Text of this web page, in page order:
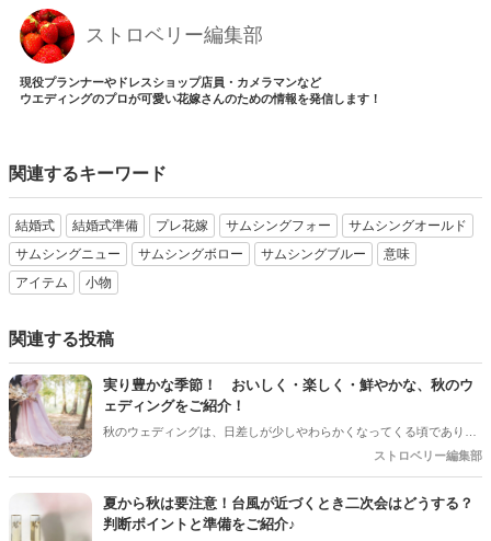
ストロベリー編集部
現役プランナーやドレスショップ店員・カメラマンなど
ウエディングのプロが可愛い花嫁さんのための情報を発信します！
関連するキーワード
結婚式 結婚式準備 プレ花嫁 サムシングフォー
サムシングオールド
サムシングニュー
サムシングボロー サムシングブルー
意味
アイテム
小物
関連する投稿
実り豊かな季節！ おいしく・楽しく・鮮やかな、秋のウ
ェディングをご紹介！
秋のウェディングは、日差しが少しやわらかくなってくる頃であり、
色々なことへの行動的がみなぎってくる季節。同時に、おいしいもの
クして準備を進めましょう♪
ストロベリー編集部
夏から秋は要注意！台風が近づくとき二次会はどうする？
判断ポイントと準備をご紹介♪